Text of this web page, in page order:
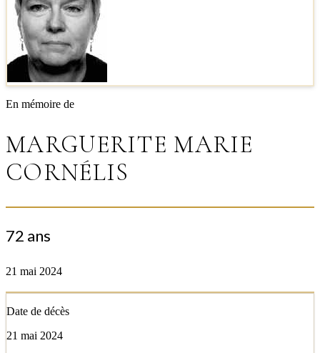
En mémoire de
MARGUERITE MARIE
CORNÉLIS
72 ans
21 mai 2024
Date de décès
21 mai 2024